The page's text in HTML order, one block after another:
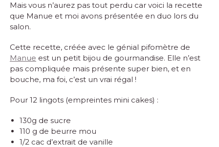
Mais vous n’aurez pas tout perdu car voici la recette
que Manue et moi avons présentée en duo lors du
salon.
Cette recette, créée avec le génial pifomètre de
Manue est un petit bijou de gourmandise. Elle n’est
pas compliquée mais présente super bien, et en
bouche, ma foi, c’est un vrai régal !
Pour 12 lingots (empreintes mini cakes) :
130g de sucre
110 g de beurre mou
1/2 cac d’extrait de vanille